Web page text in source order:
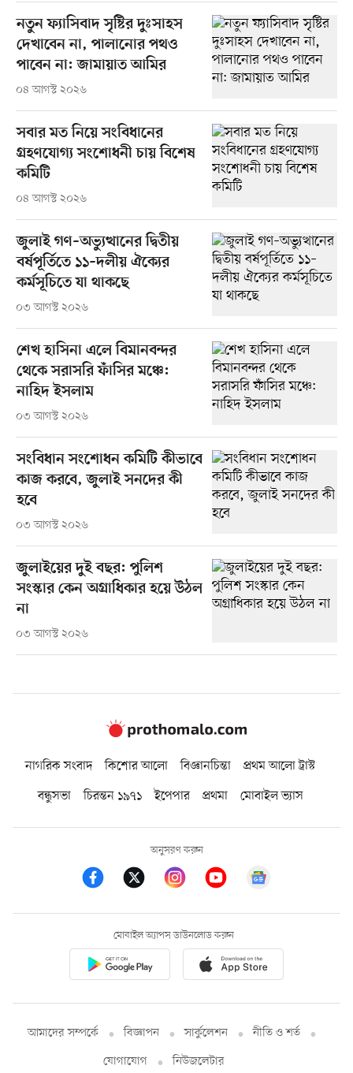
নতুন ফ্যাসিবাদ সৃষ্টির দুঃসাহস
দেখাবেন না, পালানোর পথও
পাবেন না: জামায়াত আমির
০৪ আগস্ট ২০২৬
সবার মত নিয়ে সংবিধানের
গ্রহণযোগ্য সংশোধনী চায় বিশেষ
কমিটি
০৪ আগস্ট ২০২৬
জুলাই গণ–অভ্যুত্থানের দ্বিতীয়
বর্ষপূর্তিতে ১১–দলীয় ঐক্যের
কর্মসূচিতে যা থাকছে
০৩ আগস্ট ২০২৬
শেখ হাসিনা এলে বিমানবন্দর
থেকে সরাসরি ফাঁসির মঞ্চে:
নাহিদ ইসলাম
০৩ আগস্ট ২০২৬
সংবিধান সংশোধন কমিটি কীভাবে
কাজ করবে, জুলাই সনদের কী
হবে
০৩ আগস্ট ২০২৬
জুলাইয়ের দুই বছর: পুলিশ
সংস্কার কেন অগ্রাধিকার হয়ে উঠল
না
০৩ আগস্ট ২০২৬
নাগরিক সংবাদ কিশোর আলো বিজ্ঞানচিন্তা
প্রথম আলো ট্রাস্ট
বন্ধুসভা
চিরন্তন ১৯৭১ ইপেপার প্রথমা মোবাইল ভ্যাস
অনুসরণ করুন
মোবাইল অ্যাপস ডাউনলোড করুন
আমাদের সম্পর্কে বিজ্ঞাপন সার্কুলেশন
নীতি ও শর্ত
যোগাযোগ
নিউজলেটার